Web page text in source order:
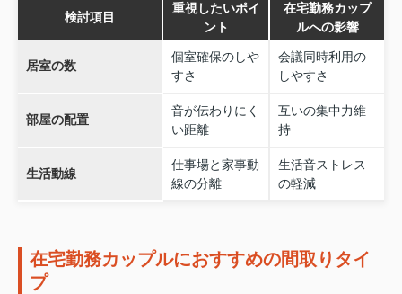
検討項目
重視したいポイ
ント
在宅勤務カップ
ルへの影響
居室の数
個室確保のしや
すさ
会議同時利用の
しやすさ
部屋の配置
音が伝わりにく
い距離
互いの集中力維
持
生活動線
仕事場と家事動
線の分離
生活音ストレス
の軽減
在宅勤務カップルにおすすめの間取りタイ
プ